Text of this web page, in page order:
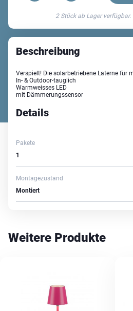
Menge2 Stück ab Lager
Beschreibung
Verspielt! Die solarbetriebene Laterne für
In- & Outdoor-tauglich
Warmweisses LED
mit Dämmerungssensor
Details
Pakete
1
Montagezustand
Montiert
Weitere Produkte